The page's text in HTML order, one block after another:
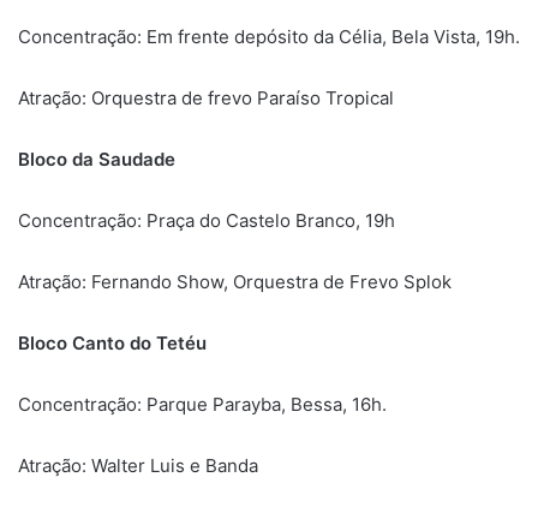
Concentração: Em frente depósito da Célia, Bela Vista, 19h.
Atração: Orquestra de frevo Paraíso Tropical
Bloco da Saudade
Concentração: Praça do Castelo Branco, 19h
Atração: Fernando Show, Orquestra de Frevo Splok
Bloco Canto do Tetéu
Concentração: Parque Parayba, Bessa, 16h.
Atração: Walter Luis e Banda